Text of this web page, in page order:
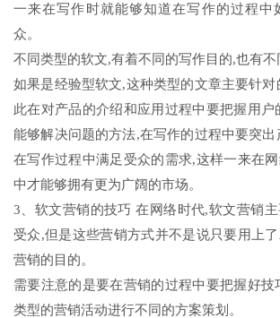
一来在写作时就能够知道在写作的过程中
众。
不同类型的软文,有着不同的写作目的,也有不
如果是经验型软文,这种类型的文章主要针对
此在对产品的介绍和应用过程中要把握用户
能够解决问题的方法,在写作的过程中要突
在写作过程中满足受众的需求,这样一来在
中才能够拥有更为广阔的市场。
3、软文营销的技巧 在网络时代,软文营销
受众,但是这些营销方式并不是说只要用上
营销的目的。
需要注意的是要在营销的过程中要把握好技
类型的营销活动进行不同的方案策划。